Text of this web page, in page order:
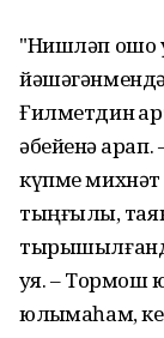
"Нишлəп ошо
Ғилметдин
əбейенə
күпме
тыңғылыҡ,
ҡуя. – Тормош
юлыҡмаһам,